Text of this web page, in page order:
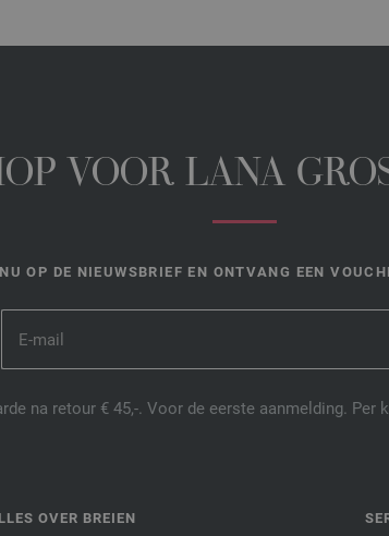
VOOR LANA
OP DE NIEUWSBRIEF EN ONTVANG EEN
na retour € 45,-. Voor de eerste aanmelding.
OVER BREIEN